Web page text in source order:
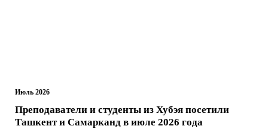
Июль 2026
Преподаватели и студенты из Хубэя посетили
Ташкент и Самарканд в июле 2026 года